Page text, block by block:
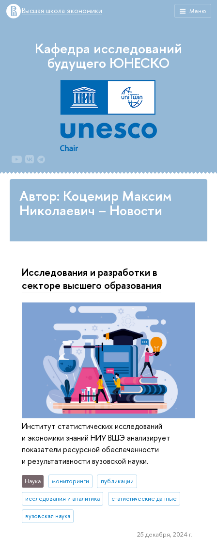
Меню
Высшая школа экономики
Кафедра исследований
будущего ЮНЕСКО
Автор: Коцемир Максим
Николаевич – Новости
Исследования и разработки в
секторе высшего образования
Институт статистических исследований
и экономики знаний НИУ ВШЭ анализирует
показатели ресурсной обеспеченности
и результативности вузовской науки.
Наука мониторинги публикации
исследования и аналитика статистические данные
вузовская наука
25 декабря, 2024 г.